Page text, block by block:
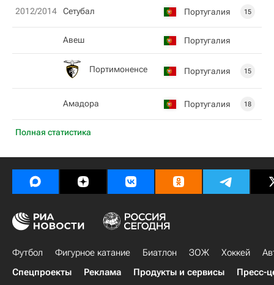
Полная статистика
2012/2014 Сетубал Португалия 15
Авеш Португалия
Портимоненсе Португалия 15
Амадора Португалия 18
Футбол Фигурное катание Биатлон ЗОЖ Хоккей
Спецпроекты
Реклама Продукты и сервисы Пресс-